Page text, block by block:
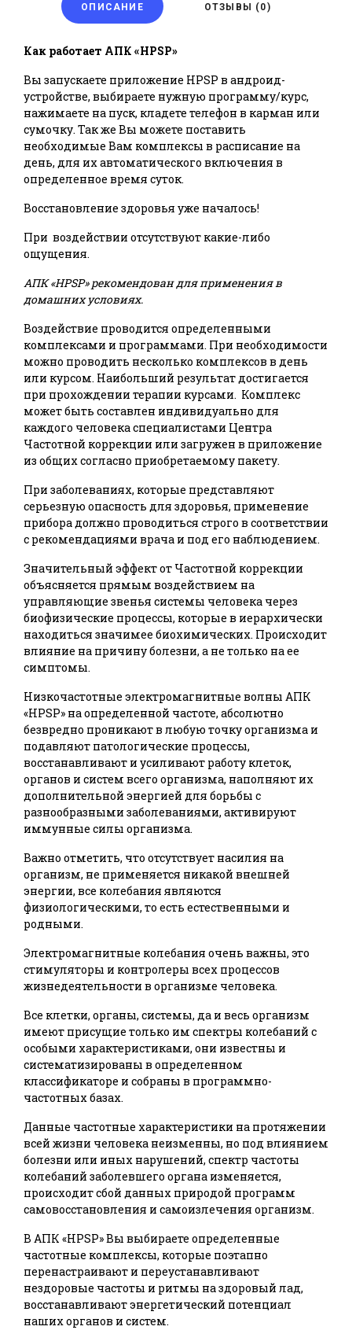
ОПИСАНИЕ ОТЗЫВЫ (0)
Как работает АПК «HPSP»
Вы запускаете приложение HPSP в андроид-
устройстве, выбираете нужную программу/курс,
нажимаете на пуск, кладете телефон в карман или
сумочку. Так же Вы можете поставить
необходимые Вам комплексы в расписание на
день, для их автоматического включения в
определенное время суток.
Восстановление здоровья уже началось!
При воздействии отсутствуют какие-либо
ощущения.
АПК «HPSP» рекомендован для применения в
домашних условиях.
Воздействие проводится определенными
комплексами и программами. При необходимости
можно проводить несколько комплексов в день
или курсом. Наибольший результат достигается
при прохождении терапии курсами. Комплекс
может быть составлен индивидуально для
каждого человека специалистами Центра
Частотной коррекции или загружен в приложение
из общих согласно приобретаемому пакету.
При заболеваниях, которые представляют
серьезную опасность для здоровья, применение
прибора должно проводиться строго в соответствии
с рекомендациями врача и под его наблюдением.
Значительный эффект от Частотной коррекции
объясняется прямым воздействием на
управляющие звенья системы человека через
биофизические процессы, которые в иерархически
находиться значимее биохимических. Происходит
влияние на причину болезни, а не только на ее
симптомы.
Низкочастотные электромагнитные волны АПК
«HPSP» на определенной частоте, абсолютно
безвредно проникают в любую точку организма и
подавляют патологические процессы,
восстанавливают и усиливают работу клеток,
органов и систем всего организма, наполняют их
дополнительной энергией для борьбы с
разнообразными заболеваниями, активируют
иммунные силы организма.
Важно отметить, что отсутствует насилия на
организм, не применяется никакой внешней
энергии, все колебания являются
физиологическими, то есть естественными и
родными.
Электромагнитные колебания очень важны, это
стимуляторы и контролеры всех процессов
жизнедеятельности в организме человека.
Все клетки, органы, системы, да и весь организм
имеют присущие только им спектры колебаний с
особыми характеристиками, они известны и
систематизированы в определенном
классификаторе и собраны в программно-
частотных базах.
Данные частотные характеристики на протяжении
всей жизни человека неизменны, но под влиянием
болезни или иных нарушений, спектр частоты
колебаний заболевшего органа изменяется,
происходит сбой данных природой программ
самовосстановления и самоизлечения организм.
В АПК «HPSP» Вы выбираете определенные
частотные комплексы, которые поэтапно
перенастраивают и переустанавливают
нездоровые частоты и ритмы на здоровый лад,
восстанавливают энергетический потенциал
наших органов и систем.